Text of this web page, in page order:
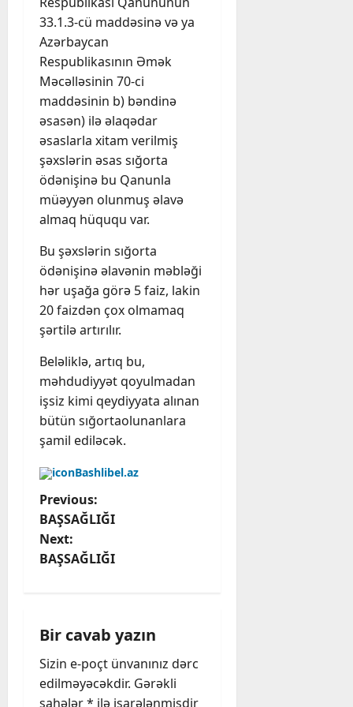
33.1.3-cü maddəsinə və ya
Azərbaycan
Respublikasının Əmək
Məcəlləsinin 70-ci
maddəsinin b) bəndinə
əsasən) ilə əlaqədar
əsaslarla xitam verilmiş
şəxslərin əsas sığorta
ödənişinə bu Qanunla
müəyyən olunmuş əlavə
almaq hüququ var.
Bu şəxslərin sığorta
ödənişinə əlavənin məbləği
hər uşağa görə 5 faiz, lakin
20 faizdən çox olmamaq
şərtilə artırılır.
Beləliklə, artıq bu,
məhdudiyyət qoyulmadan
işsiz kimi qeydiyyata alınan
bütün sığortaolunanlara
şamil ediləcək.
Bashlibel.az
P
o
s
n
a
Previous:
BAŞSAĞLIĞI
Next:
BAŞSAĞLIĞI
Bir cavab yazın
Sizin e-poçt ünvanınız dərc
edilməyəcəkdir. Gərəkli
sahələr* ilə işarələnmişdir